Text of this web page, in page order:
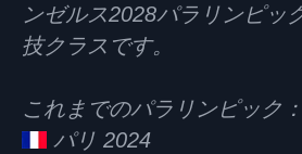
ンゼルス2028パラリンピッ
技クラスです。
これまでのパラリンピック：
パリ 2024